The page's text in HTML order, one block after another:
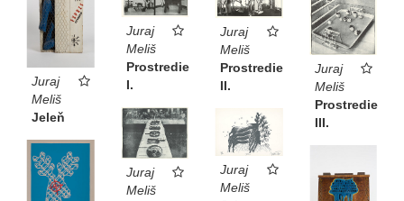
Juraj
Meliš
Jeleň
Juraj
Meliš
Prostredie
I.
Juraj
Meliš
Prostredie
II.
Juraj
Meliš
Prostredie
III.
Juraj
Meliš
Juraj
Meliš